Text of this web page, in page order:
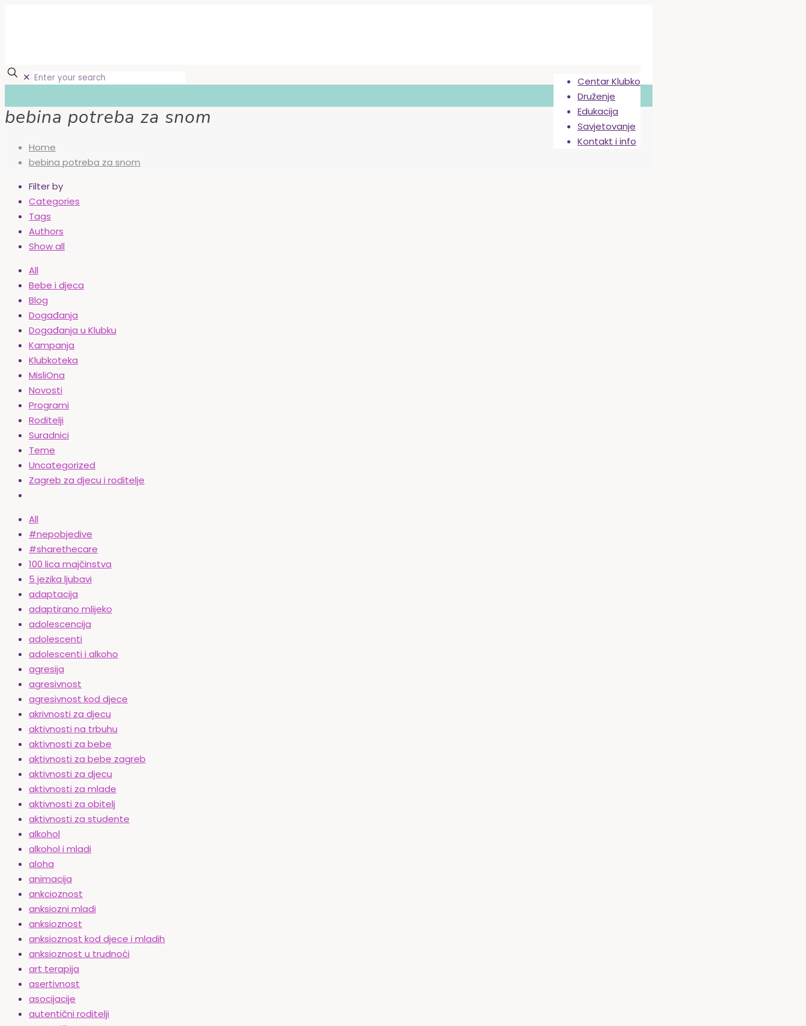
Centar Klubko
Druženje
Edukacija
Savjetovanje
Kontakt i info
✕
bebina potreba za snom
Home
bebina potreba za snom
Filter by
Categories
Tags
Authors
Show all
All
Bebe i djeca
Blog
Događanja
Događanja u Klubku
Kampanja
Klubkoteka
MisliOna
Novosti
Programi
Roditelji
Suradnici
Teme
Uncategorized
Zagreb za djecu i roditelje
All
#nepobjedive
#sharethecare
100 lica majčinstva
5 jezika ljubavi
adaptacija
adaptirano mlijeko
adolescencija
adolescenti
adolescenti i alkoho
agresija
agresivnost
agresivnost kod djece
akrivnosti za djecu
aktivnosti na trbuhu
aktivnosti za bebe
aktivnosti za bebe zagreb
aktivnosti za djecu
aktivnosti za mlade
aktivnosti za obitelj
aktivnosti za studente
alkohol
alkohol i mladi
aloha
animacija
ankcioznost
anksiozni mladi
anksioznost
anksioznost kod djece i mladih
anksioznost u trudnoći
art terapija
asertivnost
asocijacije
autentični roditelji